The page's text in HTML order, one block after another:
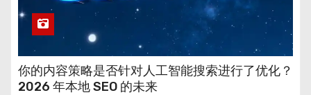
你的内容策略是否针对人工智能搜索进行了优化？
2026 年本地 SEO 的未来